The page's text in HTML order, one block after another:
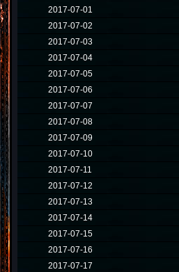
2017-07-01
2017-07-02
2017-07-03
2017-07-04
2017-07-05
2017-07-06
2017-07-07
2017-07-08
2017-07-09
2017-07-10
2017-07-11
2017-07-12
2017-07-13
2017-07-14
2017-07-15
2017-07-16
2017-07-17